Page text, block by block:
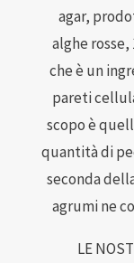
agar,
alghe
cheè un
pareti
scopo è
quantità di
seconda
agrumi ne
LE